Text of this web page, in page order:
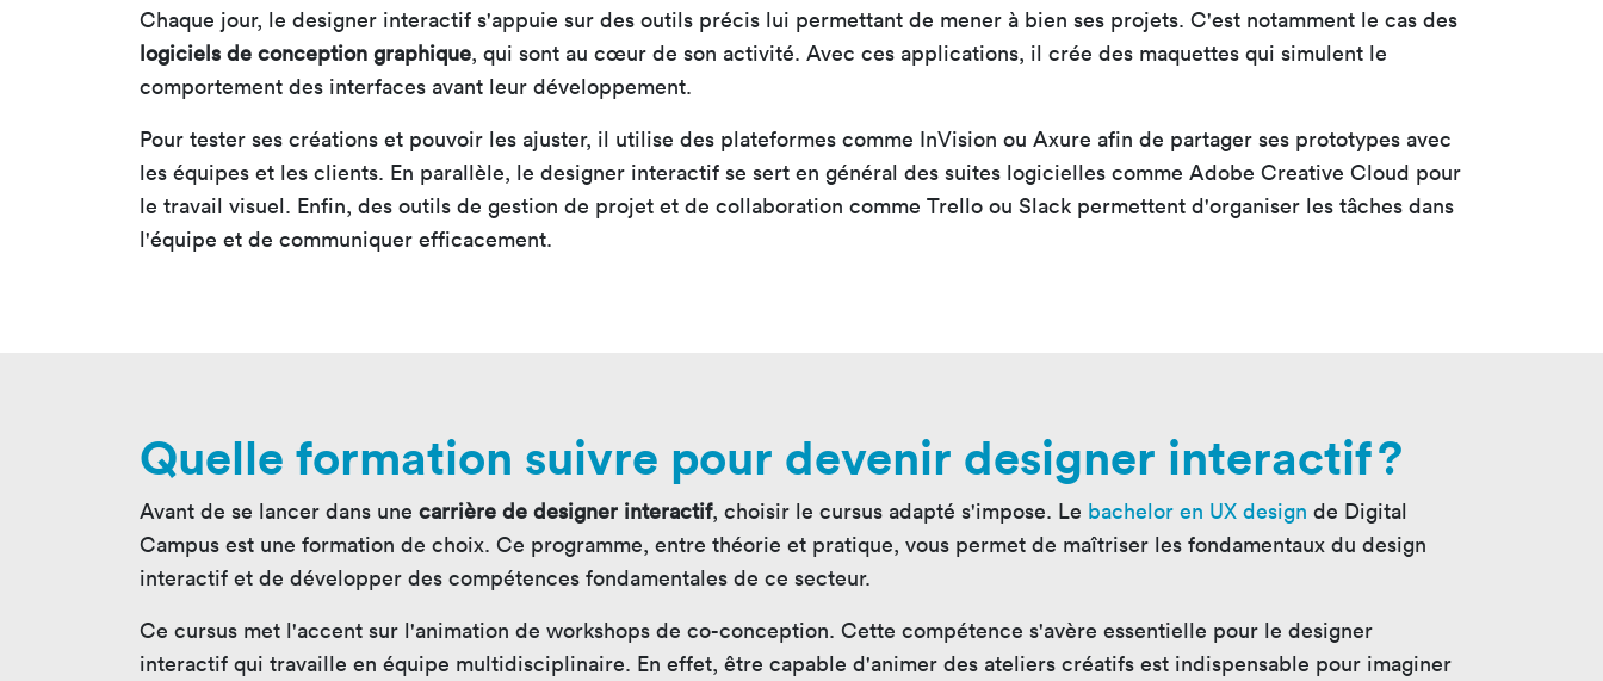
Chaque jour, le designer interactif s'appuie sur des outils précis lui permettant de mener à bien ses projets. C'est notamment le cas des
logiciels de conception graphique, qui sont au cœur de son activité. Avec ces applications, il crée des maquettes qui simulent le
comportement des interfaces avant leur développement.
Pour tester ses créations et pouvoir les ajuster, il utilise des plateformes comme InVision ou Axure afin de partager ses prototypes avec
les équipes et les clients. En parallèle, le designer interactif se sert en général des suites logicielles comme Adobe Creative Cloud pour
le travail visuel. Enfin, des outils de gestion de projet et de collaboration comme Trello ou Slack permettent d'organiser les tâches dans
l'équipe et de communiquer efficacement.
Quelle formation suivre pour devenir designer interactif ?
Avant de se lancer dans une carrière de designer interactif, choisir le cursus adapté s'impose. Le bachelor en UX design de Digital
Campus est une formation de choix. Ce programme, entre théorie et pratique, vous permet de maîtriser les fondamentaux du design
interactif et de développer des compétences fondamentales de ce secteur.
Ce cursus met l'accent sur l'animation de workshops de co-conception. Cette compétence s'avère essentielle pour le designer
interactif qui travaille en équipe multidisciplinaire. En effet, être capable d'animer des ateliers créatifs est indispensable pour imaginer